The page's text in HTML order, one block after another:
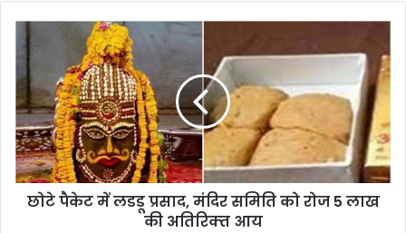
छोटे पैकेट में लडडू प्रसाद, मंदिर समिति को रोज 5 लाख
की अतिरिक्‍त आय